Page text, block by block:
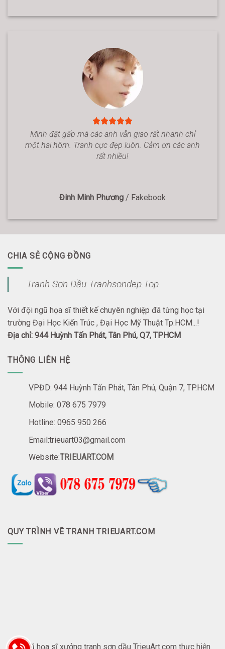
Mình đặt gấp mà các anh vẫn giao rất nhanh chỉ
một hai hôm. Tranh cực đẹp luôn. Cảm ơn các anh
rất nhiều!
Đinh Minh Phương / Fakebook
CHIA SẺ CỘNG ĐỒNG
Tranh Sơn Dầu Tranhsondep.Top
Với đội ngũ họa sĩ thiết kế chuyên nghiệp đã từng học tại
trường Đại Học Kiến Trúc , Đại Học Mỹ Thuật Tp.HCM...!
Địa chỉ: 944 Huỳnh Tấn Phát, Tân Phú, Q7, TPHCM
THÔNG LIÊN HỆ
VPĐD: 944 Huỳnh Tấn Phát, Tân Phú, Quận 7, TP.HCM
Mobile: 078 675 7979
Hotline: 0965 950 266
Email:trieuart03@gmail.com
Website:TRIEUART.COM
QUY TRÌNH VẼ TRANH TRIEUART.COM
Đội ngũ họa sĩ xưởng tranh sơn dầu TrieuArt.com thực hiện